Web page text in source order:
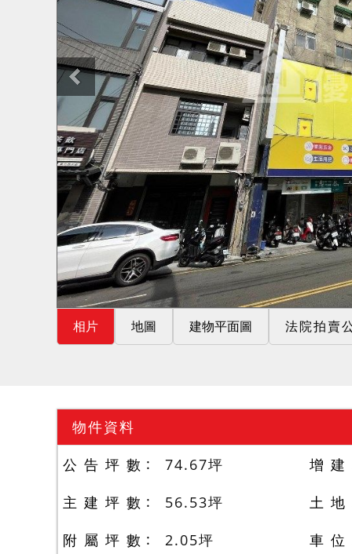
相片 地圖 建物平面圖 法院拍賣
物件資料
公 告 坪 數
74.67坪
主 建 坪 數
56.53坪
附 屬 坪 數
2.05坪
增 建
土 地
車 位